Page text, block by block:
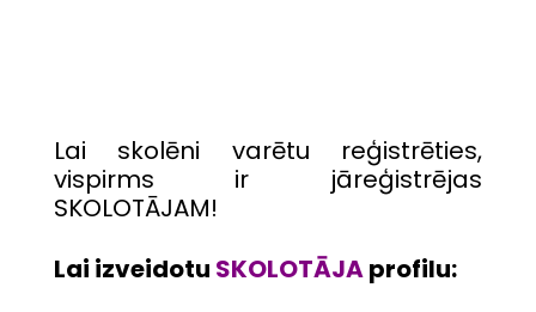
Lai skolēni varētu reģistrēties,
vispirms ir jāreģistrējas
SKOLOTĀJAM!
Lai izveidotu SKOLOTĀJAprofilu: